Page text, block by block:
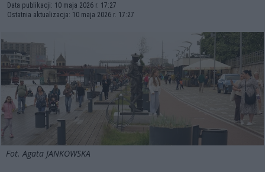
Data publikacji: 10 maja 2026 r. 17:27
Ostatnia aktualizacja: 10 maja 2026 r. 17:27
Fot. Agata JANKOWSKA